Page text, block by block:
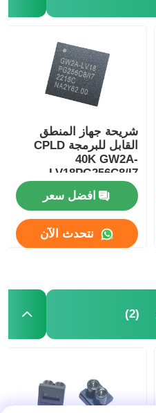
شريحة جهاز المنطق
القابل للبرمجة CPLD
40K GW2A-
LV18PG256C8/I7
افضل سعر
نتحدث الآن
(2)